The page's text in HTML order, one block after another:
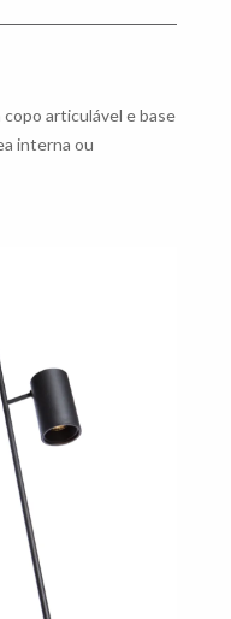
copo articulável e base
interna ou